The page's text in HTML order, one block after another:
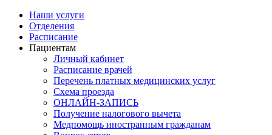
Наши услуги
Отделения
Расписание
Пациентам
Личный кабинет
Расписание врачей
Перечень платных медицинских услуг
Схема проезда
ОНЛАЙН-ЗАПИСЬ
Получение налогового вычета
Медпомощь иностранным гражданам